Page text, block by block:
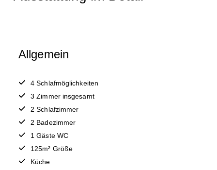
Allgemein
4 Schlafmöglichkeiten
3 Zimmer insgesamt
2 Schlafzimmer
2 Badezimmer
1 Gäste WC
125m² Größe
Küche